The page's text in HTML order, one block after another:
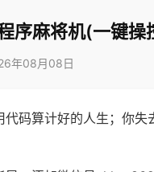
序麻将机(一键操
年08月08日
码算计好的人生；你失